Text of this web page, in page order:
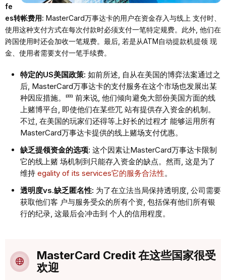
fe
es转帐费⽤: MasterCard万事达卡的⽤户在资⾦存⼊与线上 ⽀付时、
使⽤这种⽀付⽅式在每次付款时必须⽀付⼀笔特定规费。此外, 他们在
跨国使⽤时还会加收⼀笔规费。最后, 若是从ATM⾃动提款机提领 现
⾦、使⽤者需要⽀付⼀笔⼿续费。
特定的US美国政策: 如前所述, ⾃从在美国的博弈法案通过之
后, MasterCard万事达卡的⽀付服务在这个市场也发展出某
种因应措施。⺫ 前来说, 他们倾向避免⼤部份美国⽅⾯的线
上赌博平台, 即使他们在某些⺴ 站有提供存⼊资⾦的机制。
不过, 在美国的玩家们还得等上好⻓的过程才 能够运⽤所有
MasterCard万事达卡提供的线上赌场⽀付优惠。
缺乏提领资⾦的选项: 这个因素让MasterCard万事达卡限制
它的线上赌 场机制到只能存⼊资⾦的缺点。然⽽, 这是为了
维持 egality of its services它的服务合法性。
透明度vs.缺乏匿名性: 为了在⽴法当局保持透明度, 公司需要
获取他们客 户与服务受众的所有个资, 包括保有他们所有银
⾏的纪录, 这最后会冲击到 个⼈的信⽤程度。
MasterCard Credit 在这些国家很受
欢迎